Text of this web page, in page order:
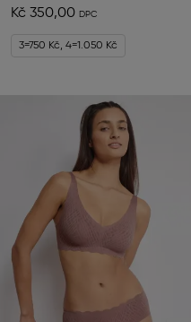
Kč 350,00
3=750 Kč, 4=1.050 Kč